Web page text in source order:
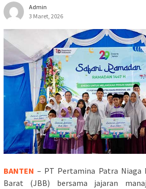
Admin
3 Maret, 2026
BANTEN – PT Pertamina Patra Niaga
Barat (JBB) bersama jajaran